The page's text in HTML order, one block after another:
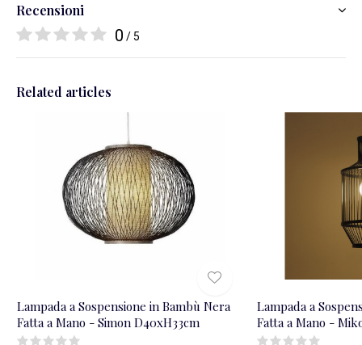
Recensioni
0 / 5
Related articles
Lampada a Sospensione in Bambù Nera
Fatta a Mano - Simon D40xH33cm
Lampada a
Fatta a Mano -